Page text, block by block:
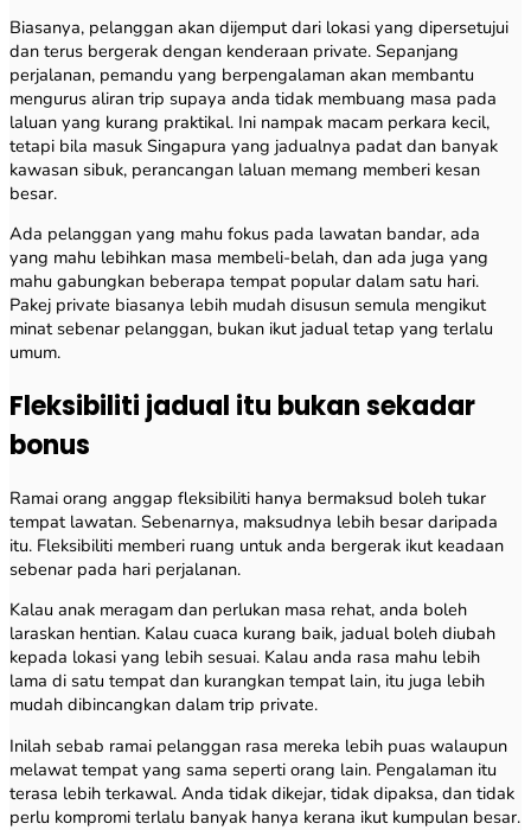
Biasanya, pelanggan akan dijemput dari lokasi yang dipersetujui
dan terus bergerak dengan kenderaan private. Sepanjang
perjalanan, pemandu yang berpengalaman akan membantu
mengurus aliran trip supaya anda tidak membuang masa pada
laluan yang kurang praktikal. Ini nampak macam perkara kecil,
tetapi bila masuk Singapura yang jadualnya padat dan banyak
kawasan sibuk, perancangan laluan memang memberi kesan
besar.
Ada pelanggan yang mahu fokus pada lawatan bandar, ada
yang mahu lebihkan masa membeli-belah, dan ada juga yang
mahu gabungkan beberapa tempat popular dalam satu hari.
Pakej private biasanya lebih mudah disusun semula mengikut
minat sebenar pelanggan, bukan ikut jadual tetap yang terlalu
umum.
Fleksibiliti jadual itu bukan sekadar
bonus
Ramai orang anggap fleksibiliti hanya bermaksud boleh tukar
tempat lawatan. Sebenarnya, maksudnya lebih besar daripada
itu. Fleksibiliti memberi ruang untuk anda bergerak ikut keadaan
sebenar pada hari perjalanan.
Kalau anak meragam dan perlukan masa rehat, anda boleh
laraskan hentian. Kalau cuaca kurang baik, jadual boleh diubah
kepada lokasi yang lebih sesuai. Kalau anda rasa mahu lebih
lama di satu tempat dan kurangkan tempat lain, itu juga lebih
mudah dibincangkan dalam trip private.
Inilah sebab ramai pelanggan rasa mereka lebih puas walaupun
melawat tempat yang sama seperti orang lain. Pengalaman itu
terasa lebih terkawal. Anda tidak dikejar, tidak dipaksa, dan tidak
perlu kompromi terlalu banyak hanya kerana ikut kumpulan besar.